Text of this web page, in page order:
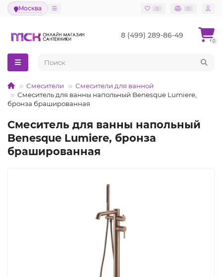
Москва 0 0
8 (499) 289-86-49
0
Смесители
Смесители для ванной
Смеситель для ванны напольный Benesque Lumiere,
бронза брашированная
Смеситель для ванны напольный
Benesque Lumiere, бронза
брашированная